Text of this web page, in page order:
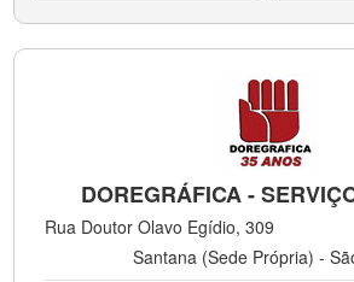
DOREGRÁFICA -
Rua Doutor Olavo Egídio, 309
Santana (Sede Própria) -